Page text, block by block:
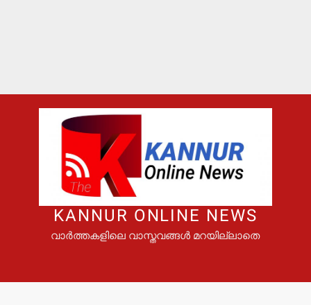
KANNUR ONLINE NEWS
വാർത്തകളിലെ വാസ്തവങ്ങൾ മറയില്ലാതെ